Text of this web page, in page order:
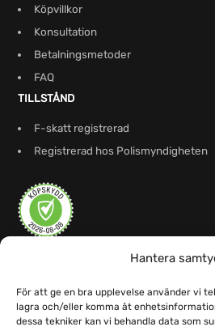
Hantera
För att ge en bra upplevelse använder vi
lagra och/eller komma åt
dessa tekniker kan vi behandla data som
Köpvillkor
Konsultation
Betalningsmetoder
FAQ
TILLSTÅND
F-skatt registrerad
Registrerad hos Polismyndigheten